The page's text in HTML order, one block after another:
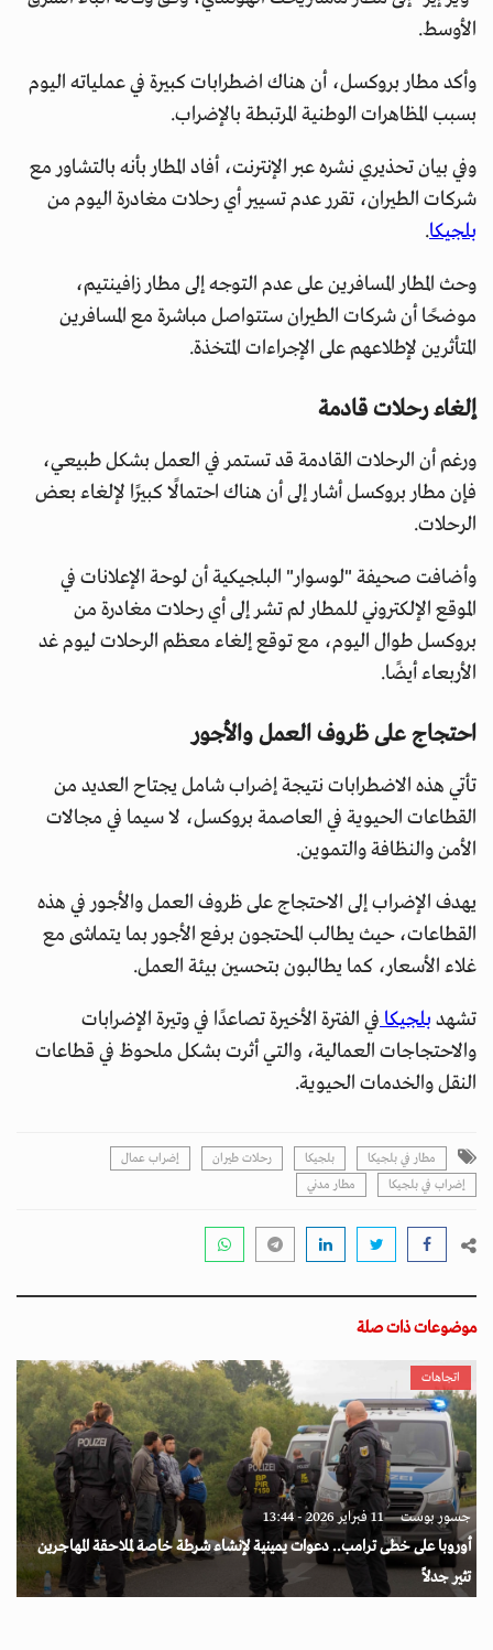
الأوسط.
وأكد مطار بروكسل، أن هناك اضطرابات كبيرة في عملياته اليوم
بسبب المظاهرات الوطنية المرتبطة بالإضراب.
وفي بيان تحذيري نشره عبر الإنترنت، أفاد المطار بأنه بالتشاور مع
شركات الطيران، تقرر عدم تسيير أي رحلات مغادرة اليوم من
بلجيكا.
وحث المطار المسافرين على عدم التوجه إلى مطار زافينتيم،
موضحًا أن شركات الطيران ستتواصل مباشرة مع المسافرين
المتأثرين لإطلاعهم على الإجراءات المتخذة.
إلغاء رحلات قادمة
ورغم أن الرحلات القادمة قد تستمر في العمل بشكل طبيعي،
فإن مطار بروكسل أشار إلى أن هناك احتمالًا كبيرًا لإلغاء بعض
الرحلات.
وأضافت صحيفة "لوسوار" البلجيكية أن لوحة الإعلانات في
الموقع الإلكتروني للمطار لم تشر إلى أي رحلات مغادرة من
بروكسل طوال اليوم، مع توقع إلغاء معظم الرحلات ليوم غد
الأربعاء أيضًا.
احتجاج على ظروف العمل والأجور
تأتي هذه الاضطرابات نتيجة إضراب شامل يجتاح العديد من
القطاعات الحيوية في العاصمة بروكسل، لا سيما في مجالات
الأمن والنظافة والتموين.
يهدف الإضراب إلى الاحتجاج على ظروف العمل والأجور في هذه
القطاعات، حيث يطالب المحتجون برفع الأجور بما يتماشى مع
غلاء الأسعار، كما يطالبون بتحسين بيئة العمل.
تشهد بلجيكافي الفترة الأخيرة تصاعدًا في وتيرة الإضرابات
والاحتجاجات العمالية، والتي أثرت بشكل ملحوظ في قطاعات
النقل والخدمات الحيوية.
مطار في بلجيكا بلجيكا رحلات طيران
إضراب عمال
إضراب في بلجيكا
مطار مدني
موضوعات ذات صلة
اتجاهات
جسور بوست 11 فبراير 2026 - 13:44
أوروبا على خطى ترامب.. دعوات يمينية لإنشاء شرطة خاصة لملاحقة المهاجرين
تثير جدلاً